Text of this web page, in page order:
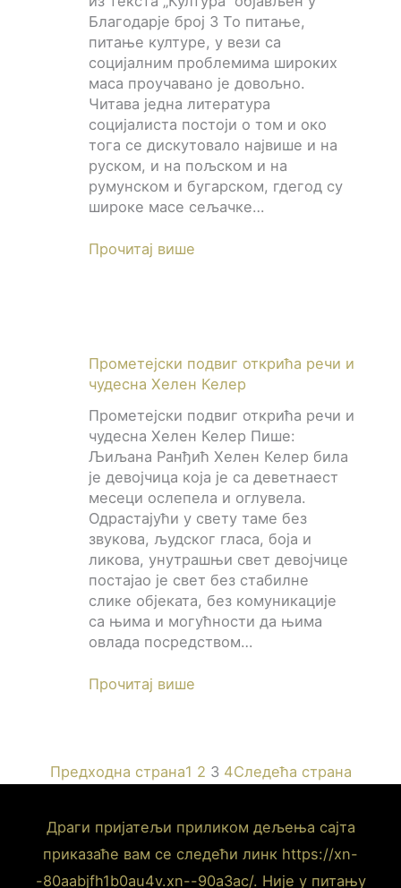
Благодарје број 3 То питање,
питање културе, у вези са
социјалним проблемима широких
маса проучавано је довољно.
Читава једна литература
социјалиста постоји о том и око
тога се дискутовало највише и на
руском, и на пољском и на
румунском и бугарском, гдегод су
широке масе сељачке…
Прочитај више
Прометејски подвиг открића речи и
чудесна Хелен Келер
Прометејски подвиг открића речи и
чудесна Хелен Келер Пише:
Љиљана Ранђић Хелен Келер била
је девојчица која је са деветнаест
месеци ослепела и оглувела.
Одрастајући у свету таме без
звукова, људског гласа, боја и
ликова, унутрашњи свет девојчице
постајао је свет без стабилне
слике објеката, без комуникације
са њима и могућности да њима
овлада посредством…
Прочитај више
Предходна страна1 2 3 4Следећа страна
Драги пријатељи приликом дељења сајта
приказаће вам се следећи линк https://xn-
-80aabjfh1b0au4v.xn--90a3ac/. Није у питању